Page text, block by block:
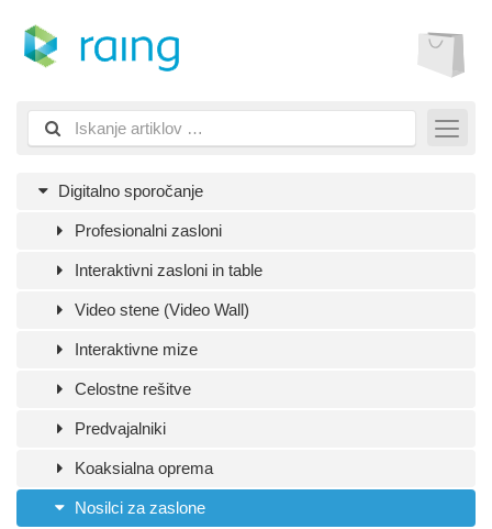
Digitalno sporočanje
Profesionalni zasloni
Interaktivni zasloni in table
Video stene (Video Wall)
Interaktivne mize
Celostne rešitve
Predvajalniki
Koaksialna oprema
Nosilci za zaslone